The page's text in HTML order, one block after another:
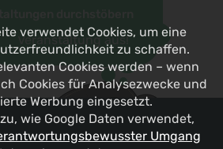
Veranstaltung aus!
verwendet Cookies, um eine
zu schaffen.
Cookies werden – wenn
Cookies für Analysezwecke und
Werbung eingesetzt.
wie Google Daten verwendet,
Umgang